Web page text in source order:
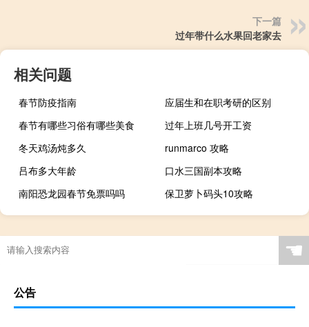
下一篇
过年带什么水果回老家去
相关问题
春节防疫指南
应届生和在职考研的区别
春节有哪些习俗有哪些美食
过年上班几号开工资
冬天鸡汤炖多久
runmarco 攻略
吕布多大年龄
口水三国副本攻略
南阳恐龙园春节免票吗吗
保卫萝卜码头10攻略
☚
公告